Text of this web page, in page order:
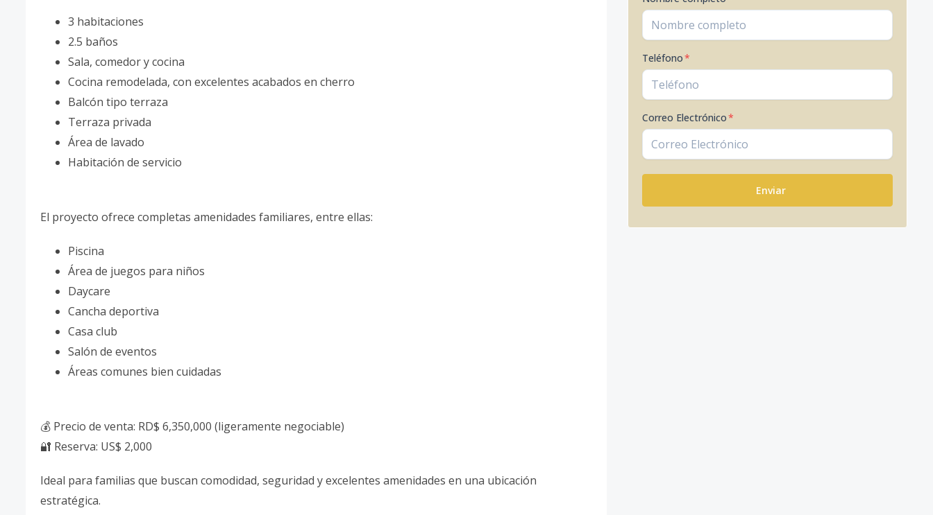
3 habitaciones
2.5 baños
Sala, comedor y cocina
Cocina remodelada, con excelentes acabados en cherro
Balcón tipo terraza
Terraza privada
Área de lavado
Habitación de servicio
El proyecto ofrece completas amenidades familiares, entre ellas:
Piscina
Área de juegos para niños
Daycare
Cancha deportiva
Casa club
Salón de eventos
Áreas comunes bien cuidadas
💰 Precio de venta: RD$ 6,350,000 (ligeramente negociable)
🔐 Reserva: US$ 2,000
Ideal para familias que buscan comodidad, seguridad y excelentes amenidades en una ubicación
estratégica.
Teléfono*
Correo Electrónico*
Enviar